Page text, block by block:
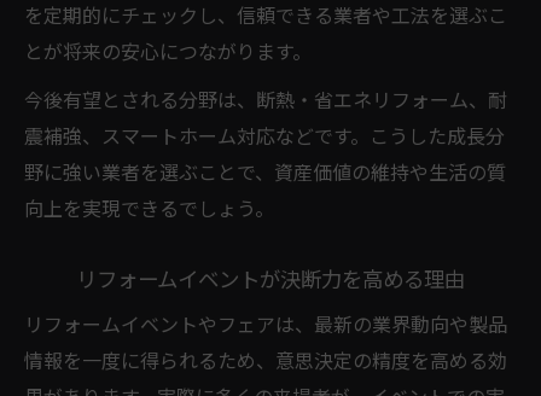
を定期的にチェックし、信頼できる業者や工法を選ぶこ
とが将来の安心につながります。
今後有望とされる分野は、断熱・省エネリフォーム、耐
震補強、スマートホーム対応などです。こうした成長分
野に強い業者を選ぶことで、資産価値の維持や生活の質
向上を実現できるでしょう。
リフォームイベントが決断力を高める理由
リフォームイベントやフェアは、最新の業界動向や製品
情報を一度に得られるため、意思決定の精度を高める効